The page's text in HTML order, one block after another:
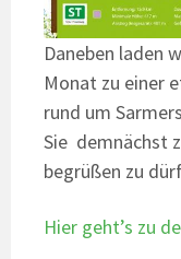
Daneben laden
Monat zu einer
rund um
Sie demnächst
begrüßen zu
Hier geht’s zu